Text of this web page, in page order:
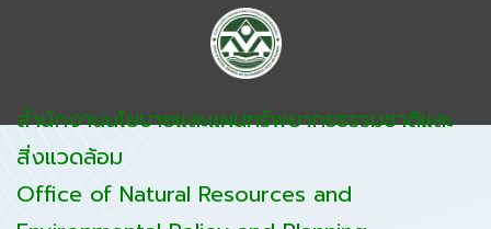
สำนักงานนโยบายและแผนทรัพยากรธรรมชาติและ
สิ่งแวดล้อม
Office of Natural Resources and